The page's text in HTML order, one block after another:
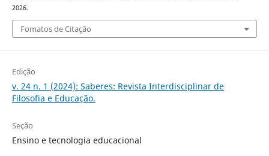
2026.
Fomatos de Citação
Edição
v. 24 n. 1 (2024): Saberes: Revista Interdisciplinar de
Filosofia e Educação.
Seção
Ensino e tecnologia educacional